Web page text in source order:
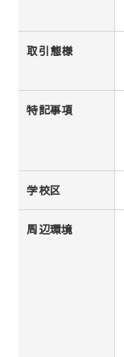
取引態様
特記事項
学校区
周辺環境